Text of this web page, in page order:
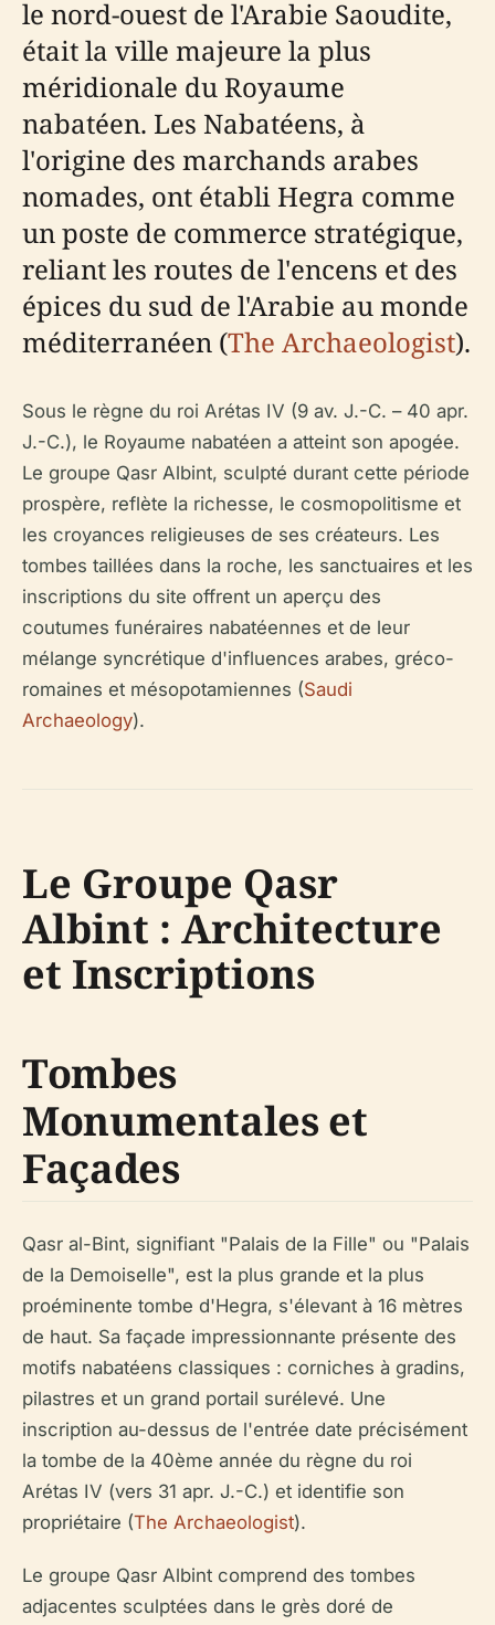
le nord-ouest de l'Arabie Saoudite,
était la ville majeure la plus
méridionale du Royaume
nabatéen. Les Nabatéens, à
l'origine des marchands arabes
nomades, ont établi Hegra comme
un poste de commerce stratégique,
reliant les routes de l'encens et des
épices du sud de l'Arabie au monde
méditerranéen (The Archaeologist).
Sous le règne du roi Arétas IV (9 av. J.-C. – 40 apr.
J.-C.), le Royaume nabatéen a atteint son apogée.
Le groupe Qasr Albint, sculpté durant cette période
prospère, reflète la richesse, le cosmopolitisme et
les croyances religieuses de ses créateurs. Les
tombes taillées dans la roche, les sanctuaires et les
inscriptions du site offrent un aperçu des
coutumes funéraires nabatéennes et de leur
mélange syncrétique d'influences arabes, gréco-
romaines et mésopotamiennes (Saudi
Archaeology).
Le Groupe Qasr
Albint : Architecture
et Inscriptions
Tombes
Monumentales et
Façades
Qasr al-Bint, signifiant "Palais de la Fille" ou "Palais
de la Demoiselle", est la plus grande et la plus
proéminente tombe d'Hegra, s'élevant à 16 mètres
de haut. Sa façade impressionnante présente des
motifs nabatéens classiques : corniches à gradins,
pilastres et un grand portail surélevé. Une
inscription au-dessus de l'entrée date précisément
la tombe de la 40ème année du règne du roi
Arétas IV (vers 31 apr. J.-C.) et identifie son
propriétaire (The Archaeologist).
Le groupe Qasr Albint comprend des tombes
adjacentes sculptées dans le grès doré de